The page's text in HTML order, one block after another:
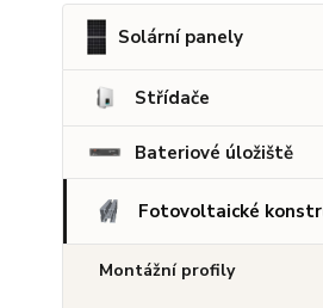
Solární panely
Střídače
Bateriové úložiště
Fotovoltaické
Montážní profily